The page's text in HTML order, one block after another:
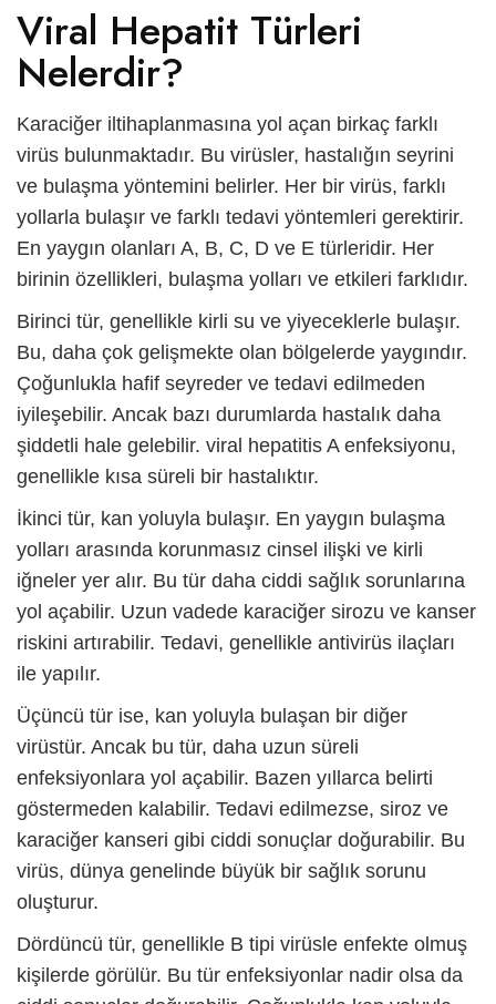
Viral Hepatit Türleri
Nelerdir?
Karaciğer iltihaplanmasına yol açan birkaç farklı
virüs bulunmaktadır. Bu virüsler, hastalığın seyrini
ve bulaşma yöntemini belirler. Her bir virüs, farklı
yollarla bulaşır ve farklı tedavi yöntemleri gerektirir.
En yaygın olanları A, B, C, D ve E türleridir. Her
birinin özellikleri, bulaşma yolları ve etkileri farklıdır.
Birinci tür, genellikle kirli su ve yiyeceklerle bulaşır.
Bu, daha çok gelişmekte olan bölgelerde yaygındır.
Çoğunlukla hafif seyreder ve tedavi edilmeden
iyileşebilir. Ancak bazı durumlarda hastalık daha
şiddetli hale gelebilir. viral hepatitis A enfeksiyonu,
genellikle kısa süreli bir hastalıktır.
İkinci tür, kan yoluyla bulaşır. En yaygın bulaşma
yolları arasında korunmasız cinsel ilişki ve kirli
iğneler yer alır. Bu tür daha ciddi sağlık sorunlarına
yol açabilir. Uzun vadede karaciğer sirozu ve kanser
riskini artırabilir. Tedavi, genellikle antivirüs ilaçları
ile yapılır.
Üçüncü tür ise, kan yoluyla bulaşan bir diğer
virüstür. Ancak bu tür, daha uzun süreli
enfeksiyonlara yol açabilir. Bazen yıllarca belirti
göstermeden kalabilir. Tedavi edilmezse, siroz ve
karaciğer kanseri gibi ciddi sonuçlar doğurabilir. Bu
virüs, dünya genelinde büyük bir sağlık sorunu
oluşturur.
Dördüncü tür, genellikle B tipi virüsle enfekte olmuş
kişilerde görülür. Bu tür enfeksiyonlar nadir olsa da